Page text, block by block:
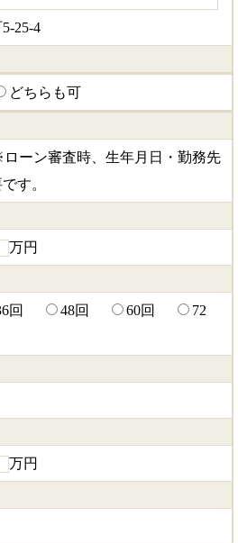
25-4
どちらも可
ーン審査時、生年月日・勤務先
す。
万円
回 48回 60回
72
万円